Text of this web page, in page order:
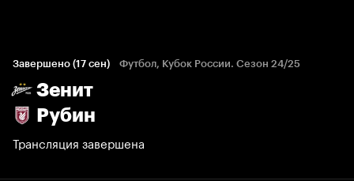
Завершено (17 сен) Футбол, Кубок России. Сезон 24/25
Зенит
Рубин
Трансляция завершена